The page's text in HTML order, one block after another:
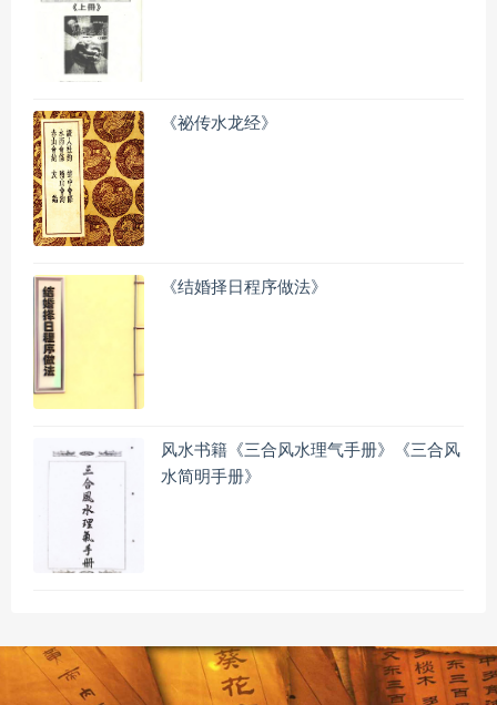
《祕传水龙经》
《结婚择日程序做法》
风水书籍《三合风水理气手册》《三合风
水简明手册》